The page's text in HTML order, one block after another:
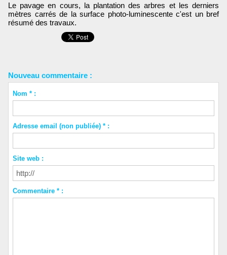
Le pavage en cours, la plantation des arbres et les derniers
mètres carrés de la surface photo-luminescente c'est un bref
résumé des travaux.
Nouveau commentaire :
Nom * :
Adresse email (non publiée) * :
Site web :
Commentaire * :